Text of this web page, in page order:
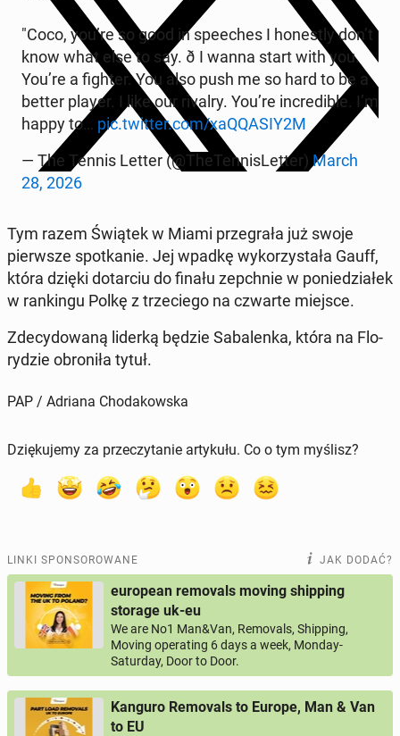
"Coco, you’re so good in spe­eches I ho­ne­stly don’t
know what else to say. ð I wanna start with you.
You’re a fighter. You also push me so hard to be a
better player. I like our rivalry. You’re in­cre­di­ble. I’m
happy to… pic.twitter.com/xa­QQA­SIY2M
— The Tennis Letter (@The­Ten­ni­sLet­ter) March
28, 2026
Tym razem Świątek w Miami prze­gra­ła już swoje
pierw­sze spo­tka­nie. Jej wpadkę wy­ko­rzy­sta­ła Gauff,
która dzięki do­tar­ciu do finału ze­pchnie w po­nie­dzia­łek
w ran­kin­gu Polkę z trze­cie­go na czwarte miejsce.
Zde­cy­do­wa­ną liderką będzie Sa­ba­len­ka, która na Flo­
ry­dzie obro­ni­ła tytuł.
PAP / Adriana Chodakowska
Dziękujemy za przeczytanie artykułu. Co o tym myślisz?
LINKI SPONSOROWANE JAK DODAĆ?
european removals moving shipping
storage uk-eu
We are No1 Man&Van, Removals, Shipping,
Moving operating 6 days a week, Monday-
Saturday, Door to Door.
Kanguro Removals to Europe, Man & Van
to EU